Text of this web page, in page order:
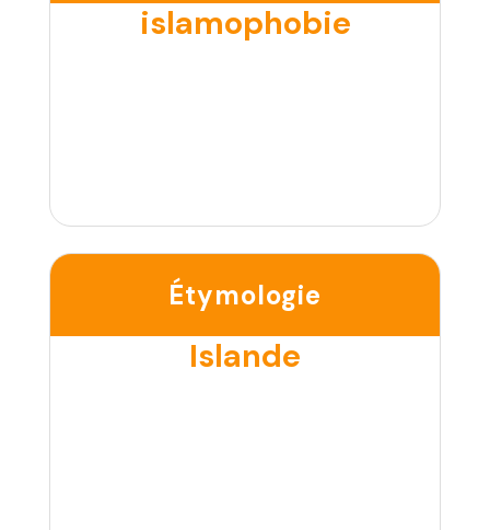
islamophobie
Étymologie
Islande